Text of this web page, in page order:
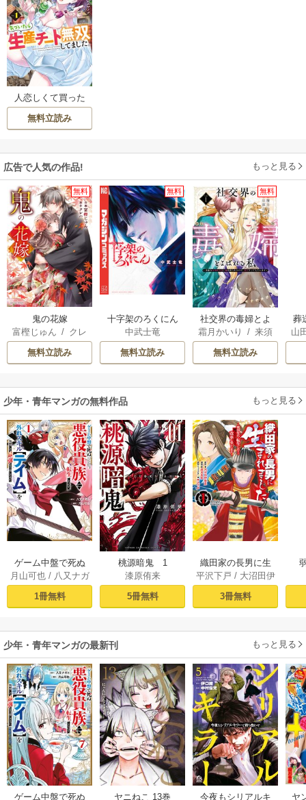
人恋しくて買った
奴隷が気づいたら
生産チート無双し
無料立読み
広告で人気の作品! もっと見る
無料
鬼の花嫁
富樫じゅん / クレ
ハ
無料立読み
無料
十字架のろくにん
中武士竜
無料立読み
無料
社交界の毒婦とよ
ばれる私～素敵な
辺境伯令息に腕を
折られたので、責
す～
霜月かいり /来須
みかん
無料立読み
葬
山
少年・青年マンガの無料作品 もっと見る
ゲーム中盤で死ぬ
悪役貴族に転生し
たので、外れスキ
ル【テイム】を駆
してみた（１）
月山可也/ 八又ナガ
ト
1冊無料
桃源暗鬼 1
漆原侑来
5冊無料
織田家の長男に生
まれました～戦国
時代に転生したけ
ど、死にたくない
ます～ 1
平沢下戸 / 大沼田伊
/逸見兎歌
3冊無料
少年・青年マンガの最新刊 もっと見る
ゲーム中盤で死ぬ ヤニねこ 13巻 今夜もシリアルキ ヤ